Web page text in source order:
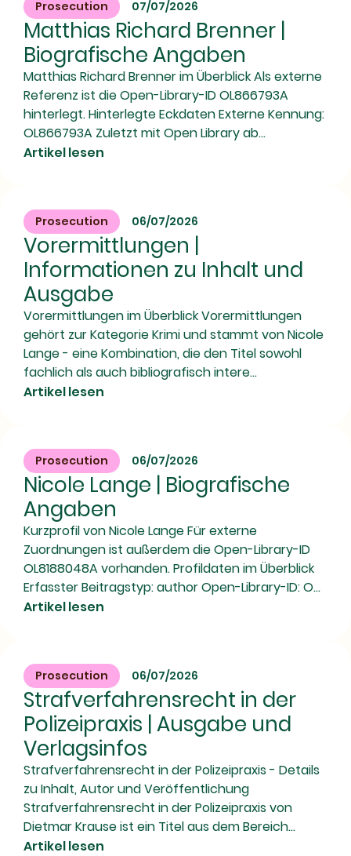
Prosecution 07/07/2026
Matthias Richard Brenner |
Biografische Angaben
Matthias Richard Brenner im Überblick Als externe
Referenz ist die Open-Library-ID OL866793A
hinterlegt. Hinterlegte Eckdaten Externe Kennung:
OL866793A Zuletzt mit Open Library ab...
Artikel lesen
Prosecution 06/07/2026
Vorermittlungen |
Informationen zu Inhalt und
Ausgabe
Vorermittlungen im Überblick Vorermittlungen
gehört zur Kategorie Krimi und stammt von Nicole
Lange - eine Kombination, die den Titel sowohl
fachlich als auch bibliografisch intere...
Artikel lesen
Prosecution 06/07/2026
Nicole Lange | Biografische
Angaben
Kurzprofil von Nicole Lange Für externe
Zuordnungen ist außerdem die Open-Library-ID
OL8188048A vorhanden. Profildaten im Überblick
Erfasster Beitragstyp: author Open-Library-ID: O...
Artikel lesen
Prosecution 06/07/2026
Strafverfahrensrecht in der
Polizeipraxis | Ausgabe und
Verlagsinfos
Strafverfahrensrecht in der Polizeipraxis - Details
zu Inhalt, Autor und Veröffentlichung
Strafverfahrensrecht in der Polizeipraxis von
Dietmar Krause ist ein Titel aus dem Bereich...
Artikel lesen